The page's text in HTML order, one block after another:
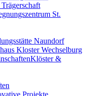
St.
Naundorf
Kloster Wechselburg
Klöster &
Projekte